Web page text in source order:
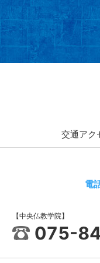
交通アク
電
【中央仏教学院】
075-